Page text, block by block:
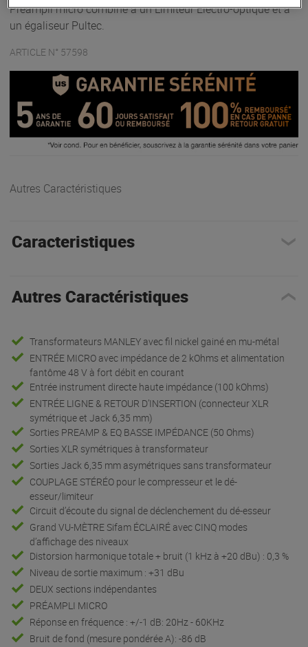
Préampli micro combiné à un Limiteur Electro-optique et à
un égaliseur Pultec.
ARTICLE N° 57598
Autres Caractéristiques
Caracteristiques
Autres Caractéristiques
Transformateurs MANLEY avec fil nickel gainé en mu-métal
ENTRÉE MICRO avec impédance de 2 kOhms et alimentation
fantôme 48 V à fort débit en courant
Entrée instrument directe haute impédance (100 kOhms)
ENTRÉE LIGNE & RETOUR D’INSERTION (connecteur XLR
symétrique et Jack 6,35 mm)
Sorties PREAMP & EQ BASSE IMPÉDANCE (50 Ohms)
Sorties XLR symétriques à transformateur
Sorties Jack 6,35 mm asymétriques sans transformateur
COUPLAGE STÉRÉO pour le compresseur et le dé-
esseur/limiteur
Circuit d’écoute du signal de déclenchement du dé-esseur
Grand VU-MÈTRE Sifam ÉCLAIRÉ avec CINQ modes
d’affichage des niveaux
Distorsion harmonique totale + bruit (1 kHz à +20 dBu) : 0,3 %
Niveau de sortie maximum : +31 dBu
DEUX sections indépendantes
PRÉAMPLI MICRO
Réponse en fréquence : +/-1 dB: 20Hz - 60KHz
Bruit de fond (mesure pondérée A): -86 dB